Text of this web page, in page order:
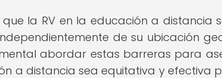
la RV en la educación a distancia
de su ubicación
abordar estas barreras para
a distancia sea equitativa y efectiva